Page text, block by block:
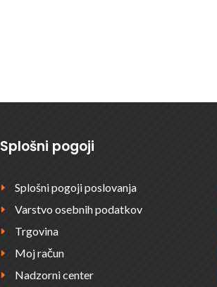
Splošni pogoji
E Splošni pogoji poslovanja
E Varstvo osebnih podatkov
E Trgovina
E Moj račun
E Nadzorni center